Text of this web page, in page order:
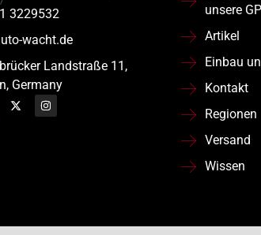
3229532
wacht.de
Landstraße 11,
Germany
unsere
Artikel
Einbau
Kontakt
Regionen
Versand
Wissen